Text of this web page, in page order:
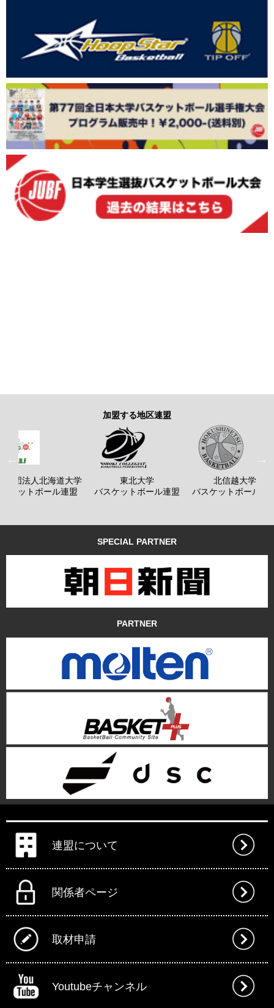
加盟する地区連盟
社団法人北海道大学
ケットボール連盟
東北大学
バスケットボール連盟
北信越大学
バスケットボール連
SPECIAL PARTNER
PARTNER
連盟について
関係者ページ
取材申請
Youtubeチャンネル